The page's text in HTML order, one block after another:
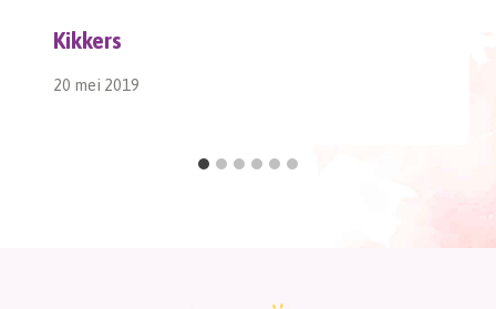
Kikkers
20 mei 2019